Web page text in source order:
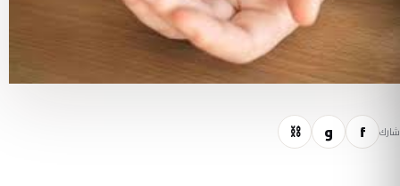
شارك f و ⛓